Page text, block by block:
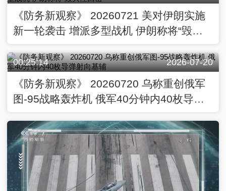
《防务新观察》 20260721 美对伊朗实施
新一轮袭击 增派多型战机 伊朗称将“毁灭
00:25:14 2026-07-20
《防务新观察》 20260720 乌称重创俄军
图-95战略轰炸机 俄军40分钟内40枚导弹